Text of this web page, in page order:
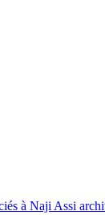
à Naji Assi